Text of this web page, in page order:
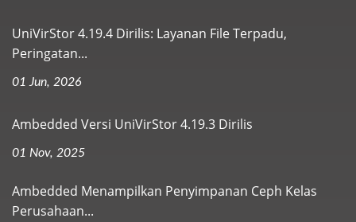
UniVirStor 4.19.4 Dirilis: Layanan File Terpadu,
Peringatan...
01 Jun, 2026
Ambedded Versi UniVirStor 4.19.3 Dirilis
01 Nov, 2025
Ambedded Menampilkan Penyimpanan Ceph Kelas
Perusahaan...